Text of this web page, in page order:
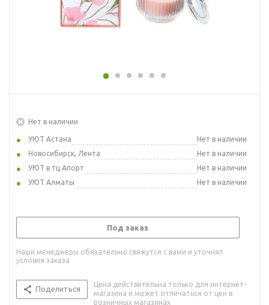
Нет в наличии
УЮТ Астана
Нет в наличии
Новосибирск, Лента
Нет в наличии
УЮТ в тц Апорт
Нет в наличии
УЮТ Алматы
Нет в наличии
Под заказ
Наши менеджеры обязательно свяжутся с вами и уточнят
условия заказа
Поделиться
Цена действительна только для интернет-
магазина и может отличаться от цен в
розничных магазинах